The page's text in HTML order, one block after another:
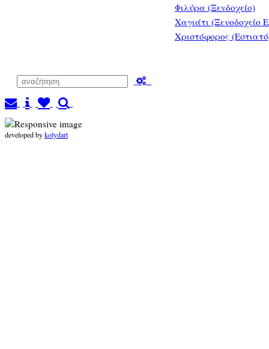
Φιλύρα (Ξενδοχείο)
Χαγιάτι (Ξενοδοχείο
Χριστόφορος
developed bykolydart